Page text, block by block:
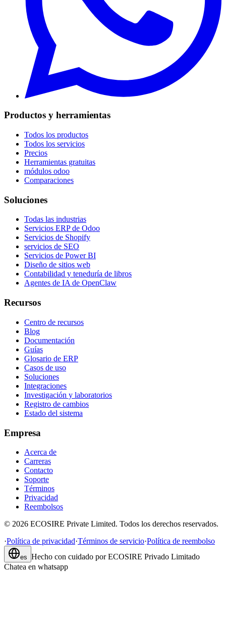
Productos y herramientas
Todos los productos
Todos los servicios
Precios
Herramientas gratuitas
módulos odoo
Comparaciones
Soluciones
Todas las industrias
Servicios ERP de Odoo
Servicios de Shopify
servicios de SEO
Servicios de Power BI
Diseño de sitios web
Contabilidad y teneduría de libros
Agentes de IA de OpenClaw
Recursos
Centro de recursos
Blog
Documentación
Guías
Glosario de ERP
Casos de uso
Soluciones
Integraciones
Investigación y laboratorios
Registro de cambios
Estado del sistema
Empresa
Acerca de
Carreras
Contacto
Soporte
Términos
Privacidad
Reembolsos
© 2026 ECOSIRE Private Limited. Todos los derechos reservados.
·Política de privacidad·Términos de servicio·Política de reembolso
es Hecho con cuidado por ECOSIRE Privado Limitado
Chatea en whatsapp